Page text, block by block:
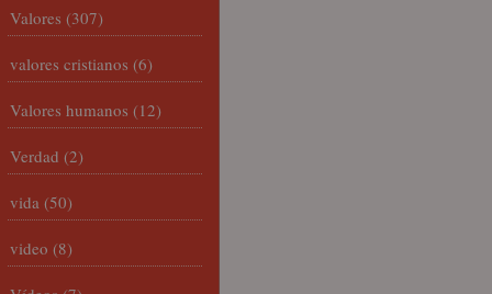
Valores (307)
valores cristianos (6)
Valores humanos (12)
Verdad (2)
vida (50)
video (8)